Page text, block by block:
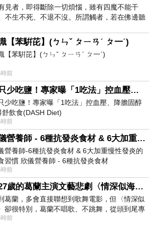
見者，即得斷除一切煩惱，雖有四魔不能干
不生不死、不退不沒。所謂觸者，若在佛邊聽
【苯騈芘】(ㄅㄣˇ ㄆㄧㄢˊ ㄆ一ˊ)
【苯騈芘】(ㄅㄣˇ ㄆㄧㄢˊ ㄆ一ˊ)
前
不只少吃鹽！專家曝「1吃法」控血壓、降膽固醇 - 得舒飲食(DASH Diet)
少吃鹽！專家曝「1吃法」控血壓、降膽固醇
舒飲食(DASH Diet)
www.facebook.com/dietitiansophia/posts/
前
欣儀營養師 - 6種抗發炎食材 & 6大加重慢性發炎的飲食習慣
營養師-6種抗發炎食材 & 6大加重慢性發炎的
習慣 欣儀營養師 - 6種抗發炎食材
www.facebook.com/photo/?fbid=147
前
AI27歲的葛蘭主演文藝悲劇〈情深似海〉 #戀上老電影 #葛蘭 #粟子
葛蘭，多會直接聯想到歌舞電影，但〈情深似
卻很特別，葛蘭不唱歌、不跳舞，從頭到尾專
戲。拍攝期間，經常工作超過12個鐘
前